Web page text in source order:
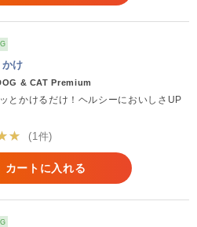
け
& CAT Premium
とかけるだけ！ヘルシーにおいしさUP
(1件)
カートに入れる